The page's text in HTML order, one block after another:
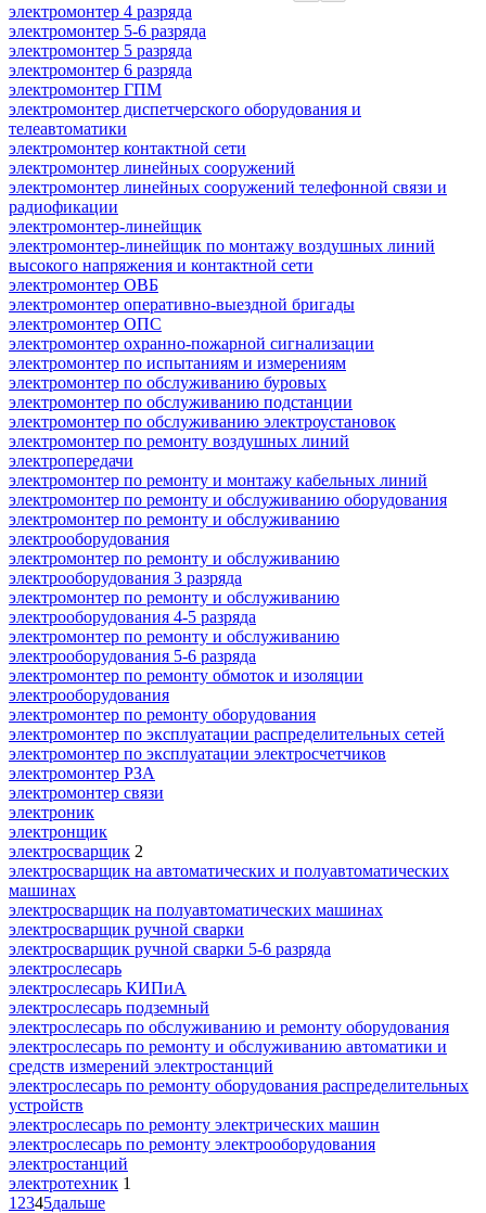
электромонтер 4 разряда
электромонтер 5-6 разряда
электромонтер 5 разряда
электромонтер 6 разряда
электромонтер ГПМ
электромонтер диспетчерского оборудования и
телеавтоматики
электромонтер контактной сети
электромонтер линейных сооружений
электромонтер линейных сооружений телефонной связи и
радиофикации
электромонтер-линейщик
электромонтер-линейщик по монтажу воздушных линий
высокого напряжения и контактной сети
электромонтер ОВБ
электромонтер оперативно-выездной бригады
электромонтер ОПС
электромонтер охранно-пожарной сигнализации
электромонтер по испытаниям и измерениям
электромонтер по обслуживанию буровых
электромонтер по обслуживанию подстанции
электромонтер по обслуживанию электроустановок
электромонтер по ремонту воздушных линий
электропередачи
электромонтер по ремонту и монтажу кабельных линий
электромонтер по ремонту и обслуживанию оборудования
электромонтер по ремонту и обслуживанию
электрооборудования
электромонтер по ремонту и обслуживанию
электрооборудования 3 разряда
электромонтер по ремонту и обслуживанию
электрооборудования 4-5 разряда
электромонтер по ремонту и обслуживанию
электрооборудования 5-6 разряда
электромонтер по ремонту обмоток и изоляции
электрооборудования
электромонтер по ремонту оборудования
электромонтер по эксплуатации распределительных сетей
электромонтер по эксплуатации электросчетчиков
электромонтер РЗА
электромонтер связи
электроник
электронщик
электросварщик 2
электросварщик на автоматических и полуавтоматических
машинах
электросварщик на полуавтоматических машинах
электросварщик ручной сварки
электросварщик ручной сварки 5-6 разряда
электрослесарь
электрослесарь КИПиА
электрослесарь подземный
электрослесарь по обслуживанию и ремонту оборудования
электрослесарь по ремонту и обслуживанию автоматики и
средств измерений электростанций
электрослесарь по ремонту оборудования распределительных
устройств
электрослесарь по ремонту электрических машин
электрослесарь по ремонту электрооборудования
электростанций
электротехник 1
1 2345дальше